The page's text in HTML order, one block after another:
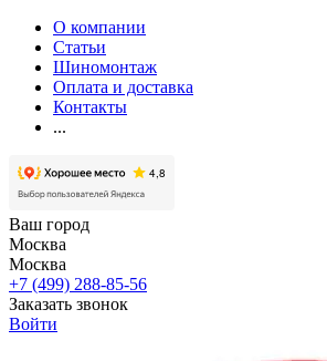
О компании
Статьи
Шиномонтаж
Оплата и доставка
Контакты
...
Ваш город
Москва
Москва
+7 (499) 288-85-56
Заказать звонок
Войти